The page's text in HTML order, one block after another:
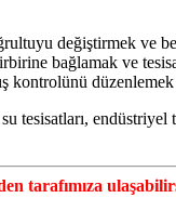
değiştirmek ve
bağlamak ve
kontrolünü
su tesisatları,
tarafımıza